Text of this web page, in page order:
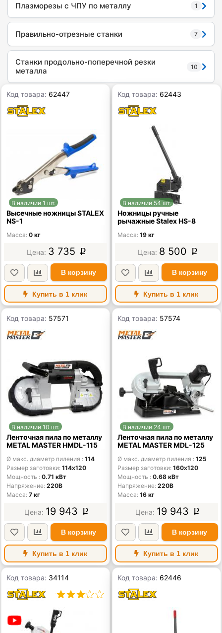
Плазморезы с ЧПУ по металлу 1
Правильно-отрезные станки 7
Станки продольно-поперечной резки
металла
10
Код товара: 62447
В наличии 1 шт.
Высечные ножницы STALEX
NS-1
Масса 0 кг
3 735 p
В корзину
Купить в 1 клик
Код товара: 62443
В наличии 54 шт.
Ножницы ручные
рычажные Stalex HS-8
Масса 19 кг
8 500 p
В корзину
Купить в 1 клик
Код товара: 57571
В наличии 10 шт.
Ленточная пила по металлу
METAL MASTER HMDL-115
Ø макс. диаметр пиления
114
Размер заготовки 114х120
Мощность
0.71 кВт
Напряжение 220В
Масса 7 кг
19 943 p
В корзину
Купить в 1 клик
Код товара: 57574
В наличии 24 шт.
Ленточная пила по металлу
METAL MASTER MDL-125
Ø макс. диаметр пиления
125
Размер заготовки 160х120
Мощность
0.68 кВт
Напряжение 220В
Масса 16 кг
19 943 p
В корзину
Купить в 1 клик
Код товара: 34114 Код товара: 62446